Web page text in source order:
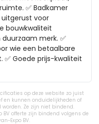
✅ Badkamer
voor
bouwkwaliteit
merk. ✅
wie een betaalbare
Goede prijs-kwaliteit
op deze website zo juist
en kunnen onduidelijkheden of
Ze zijn niet bindend.
BV offerte zijn bindend volgens de
Expo BV.